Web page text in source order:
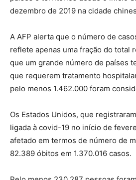
dezembro de 2019 na cidade
A AFP alerta que o número de
reflete apenas uma fração do total
que um grande número de países
que requerem tratamento
pelo menos 1.462.000 foram
Os Estados Unidos, que
ligada à covid-19 no início de
afetado em termos de número de
82.389 óbitos em 1.370.016 casos.